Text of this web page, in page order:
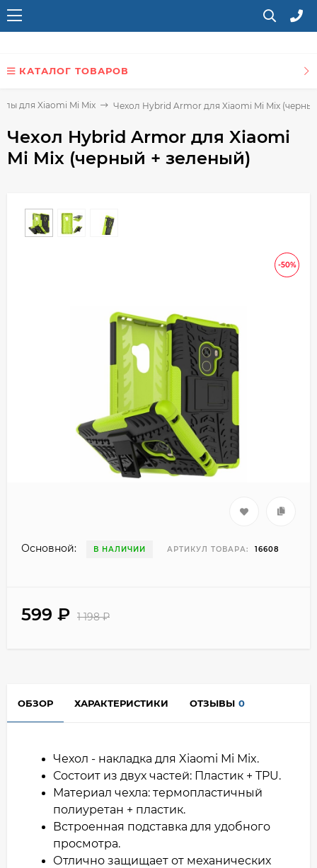
КАТАЛОГ ТОВАРОВ
для Xiaomi Mi Mix Чехол Hybrid Armor для Xiaomi Mi Mix
Чехол Hybrid Armor для Xiaomi
Mi Mix (черный + зеленый)
-50%
Основной: В НАЛИЧИИ АРТИКУЛ ТОВАРА: 16608
599 ₽ 1 198₽
ОБЗОР ХАРАКТЕРИСТИКИ ОТЗЫВЫ 0
Чехол - накладка для Xiaomi Mi Mix.
Состоит из двух частей: Пластик + TPU.
Материал чехла: термопластичный
полиуретан + пластик.
Встроенная подставка для удобного
просмотра.
Отлично защищает от механических